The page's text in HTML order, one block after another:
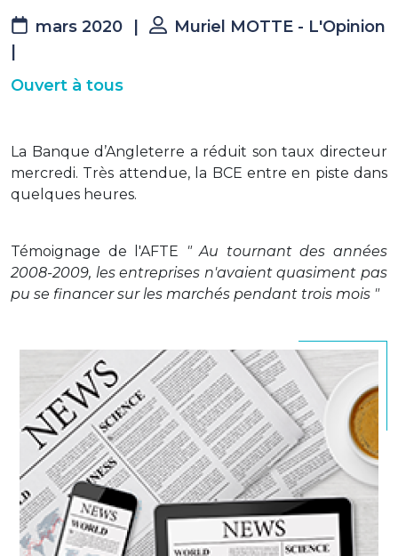
mars 2020
Muriel MOTTE - L'Opinion
Ouvert à tous
La Banque d’Angleterre a réduit son taux directeur
mercredi. Très attendue, la BCE entre en piste dans
quelques heures.
Témoignage de l'AFTE " Au tournant des années
2008-2009, les entreprises n'avaient quasiment pas
pu se financer sur les marchés pendant trois mois "